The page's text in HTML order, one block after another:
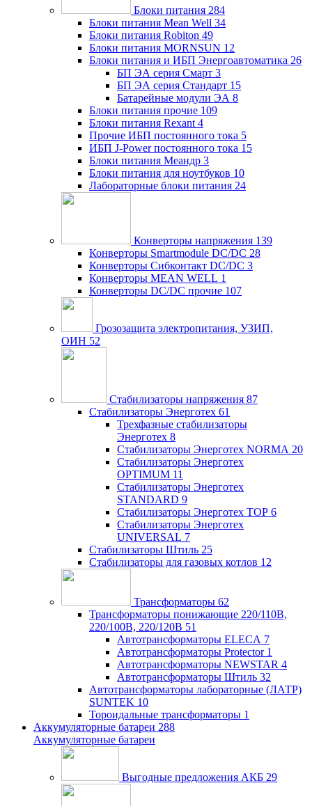
Блоки питания 284
Блоки питания Mean Well 34
Блоки питания Robiton 49
Блоки питания MORNSUN 12
Блоки питания и ИБП Энергоавтоматика 26
БП ЭА серия Смарт 3
БП ЭА серия Стандарт 15
Батарейные модули ЭА 8
Блоки питания прочие 109
Блоки питания Rexant 4
Прочие ИБП постоянного тока 5
ИБП J-Power постоянного тока 15
Блоки питания Меандр 3
Блоки питания для ноутбуков 10
Лабораторные блоки питания 24
Конверторы напряжения 139
Конверторы Smartmodule DC/DC 28
Конверторы Сибконтакт DC/DC 3
Конверторы MEAN WELL 1
Конверторы DC/DC прочие 107
Грозозащита электропитания, УЗИП,
ОИН 52
Стабилизаторы напряжения 87
Стабилизаторы Энерготех 61
Трехфазные стабилизаторы
Энерготех 8
Стабилизаторы Энерготех NORMA 20
Стабилизаторы Энерготех
OPTIMUM 11
Стабилизаторы Энерготех
STANDARD 9
Стабилизаторы Энерготех TOP 6
Стабилизаторы Энерготех
UNIVERSAL 7
Стабилизаторы Штиль 25
Стабилизаторы для газовых котлов 12
Трансформаторы 62
Трансформаторы понижающие 220/110В,
220/100В, 220/120В 51
Автотрансформаторы ELECA 7
Автотрансформаторы Protector 1
Автотрансформаторы NEWSTAR 4
Автотрансформаторы Штиль 32
Автотрансформаторы лабораторные (ЛАТР)
SUNTEK 10
Тороидальные трансформаторы 1
Аккумуляторные батареи 288
Аккумуляторные батареи
Выгодные предложения АКБ 29